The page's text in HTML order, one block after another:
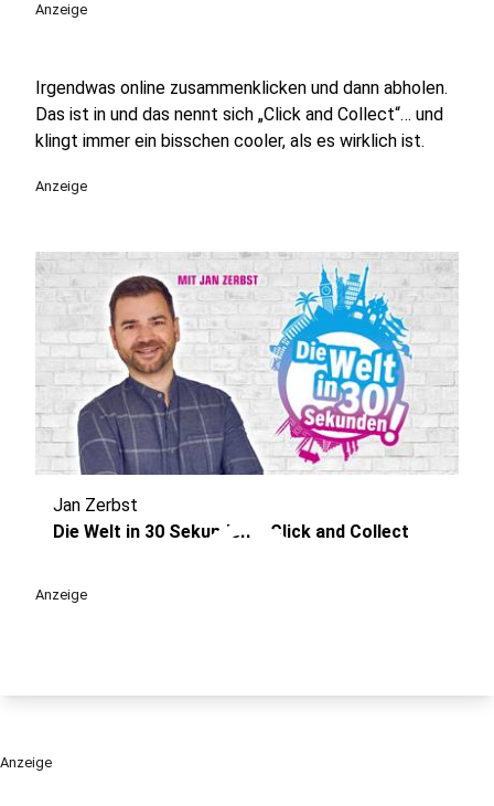
Anzeige
Irgendwas online zusammenklicken und dann abholen.
Das ist in und das nennt sich „Click and Collect“… und
klingt immer ein bisschen cooler, als es wirklich ist.
Anzeige
play_circle
Jan Zerbst
Die Welt in 30 Sekunden – Click and Collect
Anzeige
Anzeige